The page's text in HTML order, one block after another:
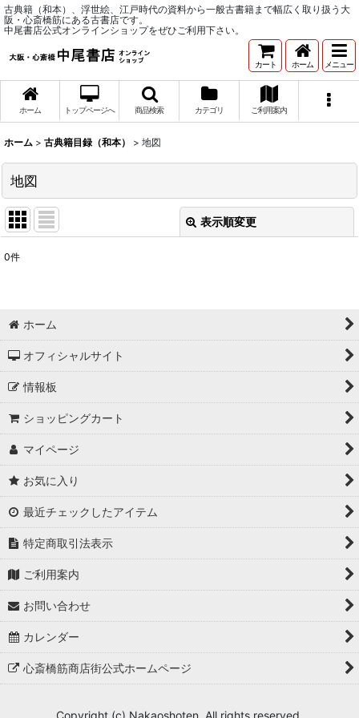
古典籍（和本）、浮世絵、江戸時代の資料から一般古書籍まで幅広く取り扱う大
阪・心斎橋筋にある古書店です。
中尾書店公式オンラインショップをぜひご利用下さい。
カート ホーム メニュー
ホーム トップページへ 商品検索 カテゴリ ご利用案内
ホーム > 古典籍目録（和本） > 地図
地図
表示順変更
0件
ホーム
オフィシャルサイト
情報板
ショッピングカート
マイページ
お気に入り
最近チェックしたアイテム
特定商取引法表示
ご利用案内
お問い合わせ
カレンダー
心斎橋筋商店街公式ホームページ
Copyright (c) Nakaoshoten. All rights reserved.